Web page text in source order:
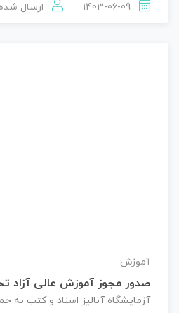
ارسال
آموزش
صدور مجوز آموزش عالی
آزمایشگاه آنالیز اسناد و کتب به